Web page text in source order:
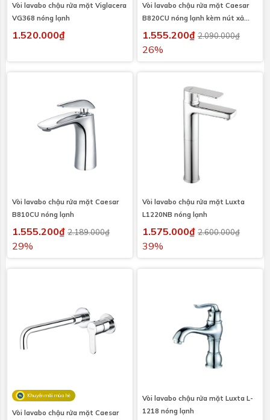
Vòi lavabo chậu rửa mặt Viglacera
VG368 nóng lạnh
1.520.000₫
Vòi lavabo chậu rửa mặt Caesar
B820CU nóng lạnh kèm nút xả
nhấn
1.555.200₫ 2.090.000₫
26%
Vòi lavabo chậu rửa mặt Caesar
B810CU nóng lạnh
1.555.200₫ 2.189.000₫
29%
Vòi lavabo chậu rửa mặt Luxta
L1220NB nóng lạnh
1.575.000₫ 2.600.000₫
39%
Khuyến mãi mùa hè
Vòi lavabo chậu rửa mặt Caesar
Vòi lavabo chậu rửa mặt Luxta L-
1218 nóng lạnh